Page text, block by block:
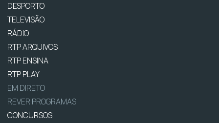
DESPORTO
TELEVISÃO
RÁDIO
RTP ARQUIVOS
RTP ENSINA
RTP PLAY
EM DIRETO
REVER PROGRAMAS
CONCURSOS